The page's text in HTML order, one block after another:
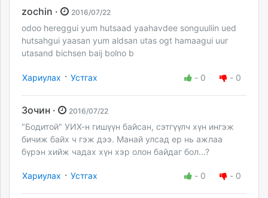
zochin · 2016/07/22
odoo hereggui yum hutsaad yaahavdee songuuliin ued
hutsahgui yaasan yum aldsan utas ogt hamaagui uur
utasand bichsen baij bolno b
Хариулах · Устгах - 0 - 0
Зочин · 2016/07/22
"Бодитой" УИХ-н гишүүн байсан, сэтгүүлч хүн ингэж
бичиж байх ч гэж дээ. Манай улсад ер нь ажлаа
бүрэн хийж чадах хүн хэр олон байдаг бол...?
Хариулах · Устгах - 0 - 0